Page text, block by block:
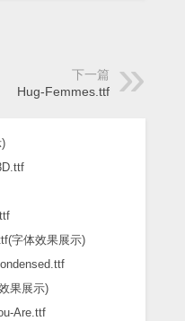
下一篇
Hug-Femmes.ttf
Are.ttf